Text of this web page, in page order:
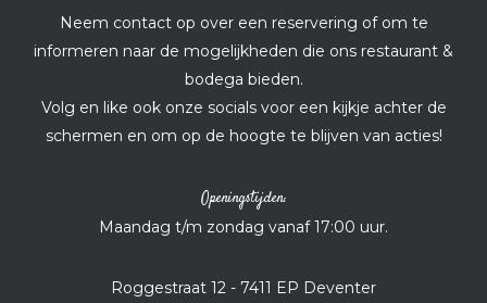
Neem contact op over een reservering of om te
informeren naar de mogelijkheden die ons restaurant &
bodega bieden.
Volg en like ook onze socials voor een kijkje achter de
schermen en om op de hoogte te blijven van acties!
Openingstijden:
Maandag t/m zondag vanaf 17:00 uur.
Roggestraat 12 - 7411 EP Deventer